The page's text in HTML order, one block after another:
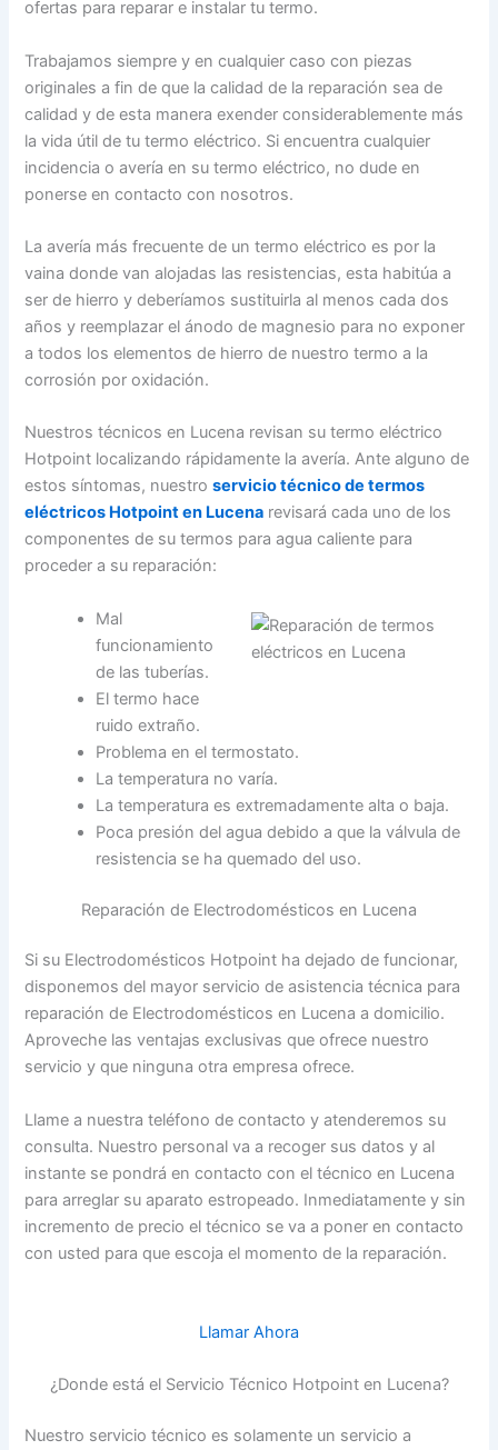
ofertas para reparar e instalar tu termo.
Trabajamos siempre y en cualquier caso con piezas
originales a fin de que la calidad de la reparación sea de
calidad y de esta manera exender considerablemente más
la vida útil de tu termo eléctrico. Si encuentra cualquier
incidencia o avería en su termo eléctrico, no dude en
ponerse en contacto con nosotros.
La avería más frecuente de un termo eléctrico es por la
vaina donde van alojadas las resistencias, esta habitúa a
ser de hierro y deberíamos sustituirla al menos cada dos
años y reemplazar el ánodo de magnesio para no exponer
a todos los elementos de hierro de nuestro termo a la
corrosión por oxidación.
Nuestros técnicos en Lucena revisan su termo eléctrico
Hotpoint localizando rápidamente la avería. Ante alguno de
estos síntomas, nuestroservicio técnico de termos
eléctricos Hotpoint en Lucena revisará cada uno de los
componentes de su termos para agua caliente para
proceder a su reparación:
Mal
funcionamiento
de las tuberías.
El termo hace
ruido extraño.
Problema en el termostato.
La temperatura no varía.
La temperatura es extremadamente alta o baja.
Poca presión del agua debido a que la válvula de
resistencia se ha quemado del uso.
Reparación de Electrodomésticos en Lucena
Si su Electrodomésticos Hotpoint ha dejado de funcionar,
disponemos del mayor servicio de asistencia técnica para
reparación de Electrodomésticos en Lucena a domicilio.
Aproveche las ventajas exclusivas que ofrece nuestro
servicio y que ninguna otra empresa ofrece.
Llame a nuestra teléfono de contacto y atenderemos su
consulta. Nuestro personal va a recoger sus datos y al
instante se pondrá en contacto con el técnico en Lucena
para arreglar su aparato estropeado. Inmediatamente y sin
incremento de precio el técnico se va a poner en contacto
con usted para que escoja el momento de la reparación.
Llamar Ahora
¿Donde está el Servicio Técnico Hotpoint en Lucena?
Nuestro servicio técnico es solamente un servicio a